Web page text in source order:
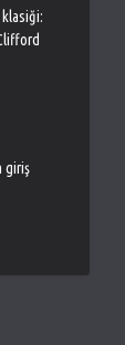
giriş